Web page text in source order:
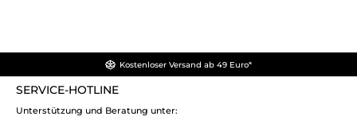
Kostenloser Versand ab 49 Euro*
SERVICE-HOTLINE
Unterstützung und Beratung unter: